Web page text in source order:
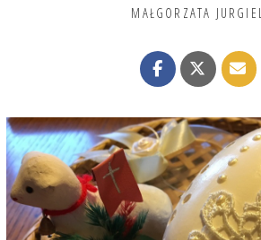
MAŁGORZATA JURGIEL